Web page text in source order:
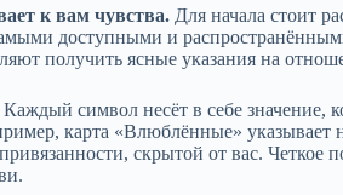
к вам чувства. Для начала стоит
доступными и
получить ясные указания на
Каждый символ несёт в себе значение,
карта «Влюблённые» указывает
скрытой от вас. Четкое